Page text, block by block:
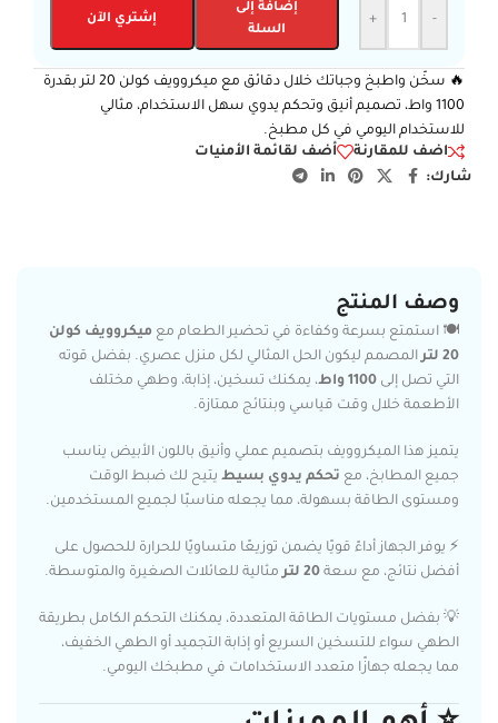
-
+
إضافة إلى
السلة
إشتري الآن
🔥 سخّن واطبخ وجباتك خلال دقائق مع ميكروويف كولن 20 لتر بقدرة
1100 واط، تصميم أنيق وتحكم يدوي سهل الاستخدام، مثالي
للاستخدام اليومي في كل مطبخ.
اضف للمقارنة
أضف لقائمة الأمنيات
شارك:
وصف المنتج
🍽️ استمتع بسرعة وكفاءة في تحضير الطعام مع ميكروويف كولن
20 لتر
المصمم ليكون الحل المثالي لكل منزل عصري. بفضل قوته
التي تصل إلى 1100 واط
، يمكنك تسخين، إذابة، وطهي مختلف
الأطعمة خلال وقت قياسي وبنتائج ممتازة.
يتميز هذا الميكروويف بتصميم عملي وأنيق باللون الأبيض يناسب
جميع المطابخ، مع تحكم يدوي بسيط يتيح لك ضبط الوقت
ومستوى الطاقة بسهولة، مما يجعله مناسبًا لجميع المستخدمين.
⚡ يوفر الجهاز أداءً قويًا يضمن توزيعًا متساويًا للحرارة للحصول على
أفضل نتائج، مع سعة 20 لتر مثالية للعائلات الصغيرة والمتوسطة.
💡 بفضل مستويات الطاقة المتعددة، يمكنك التحكم الكامل بطريقة
الطهي سواء للتسخين السريع أو إذابة التجميد أو الطهي الخفيف،
مما يجعله جهازًا متعدد الاستخدامات في مطبخك اليومي.